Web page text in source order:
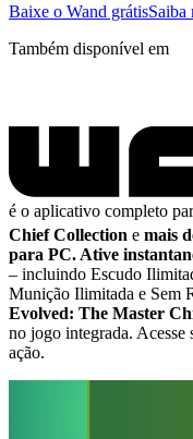
Baixe o Wand grátisSaiba
Também disponível em
é o aplicativo completo
Chief Collection e mais
para PC. Ative
– incluindo Escudo
Munição Ilimitada e Sem
Evolved: The Master
no jogo integrada. Acesse
ação.